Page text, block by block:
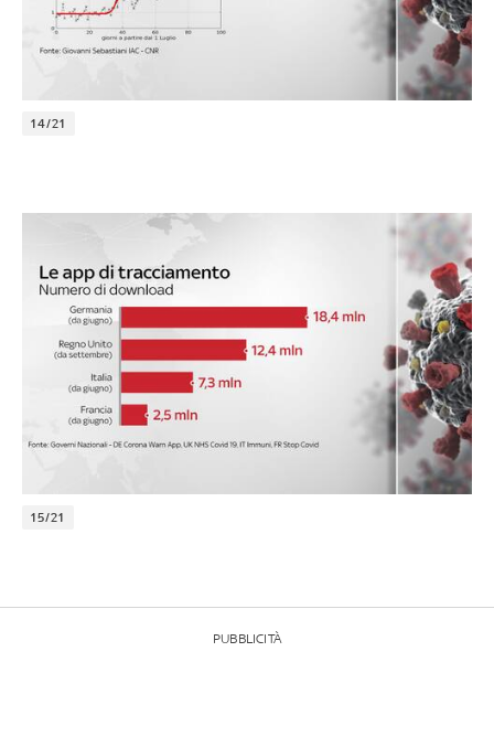
14/21
15/21
PUBBLICITÀ